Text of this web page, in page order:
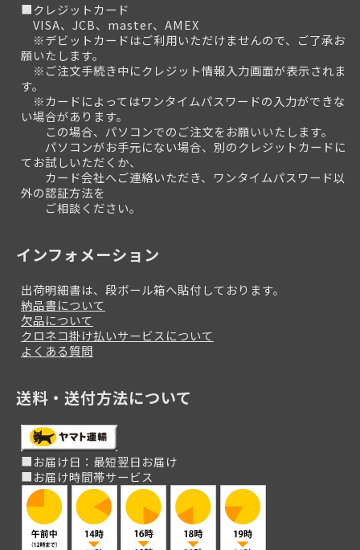
■クレジットカード
VISA、JCB、master、AMEX
※デビットカードはご利用いただけませんので、ご了承お
願いたします。
※ご注文手続き中にクレジット情報入力画面が表示されま
す。
※カードによってはワンタイムパスワードの入力ができな
い場合があります。
この場合、パソコンでのご注文をお願いいたします。
パソコンがお手元にない場合、別のクレジットカードに
てお試しいただくか、
カード会社へご連絡いただき、ワンタイムパスワード以
外の認証方法を
ご相談ください。
インフォメーション
出荷明細書は、段ボール箱へ貼付しております。
納品書について
欠品について
クロネコ掛け払いサービスについて
よくある質問
送料・送付方法について
■お届け日：最短翌日お届け
■お届け時間帯サービス